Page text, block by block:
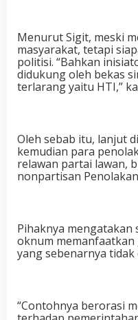
Menurut Sigit, meski
masyarakat, tetapi
politisi. “Bahkan
didukung oleh bekas
terlarang yaitu HTI,”
Oleh sebab itu, lanjut
kemudian para
relawan partai lawan,
nonpartisan
Pihaknya
oknum
yang sebenarnya tidak
“Contohnya berorasi